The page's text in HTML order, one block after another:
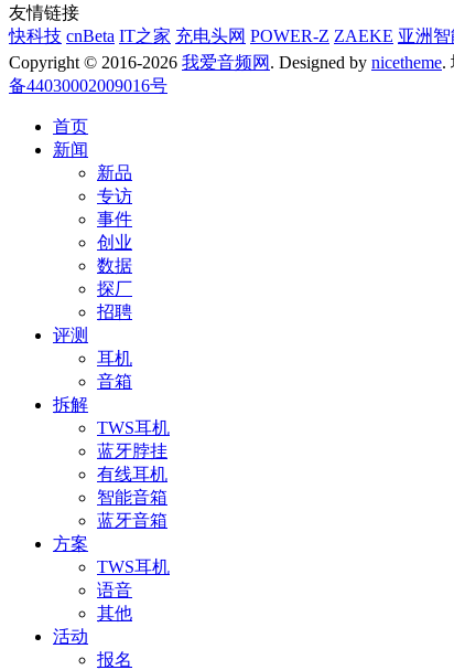
友情链接
快科技 cnBeta IT之家 充电头网 POWER-Z ZAEKE 亚洲
Copyright © 2016-2026 我爱音频网 . Designed by nicetheme.
备44030002009016号
首页
新闻
新品
专访
事件
创业
数据
探厂
招聘
评测
耳机
音箱
拆解
TWS耳机
蓝牙脖挂
有线耳机
智能音箱
蓝牙音箱
方案
TWS耳机
语音
其他
活动
报名